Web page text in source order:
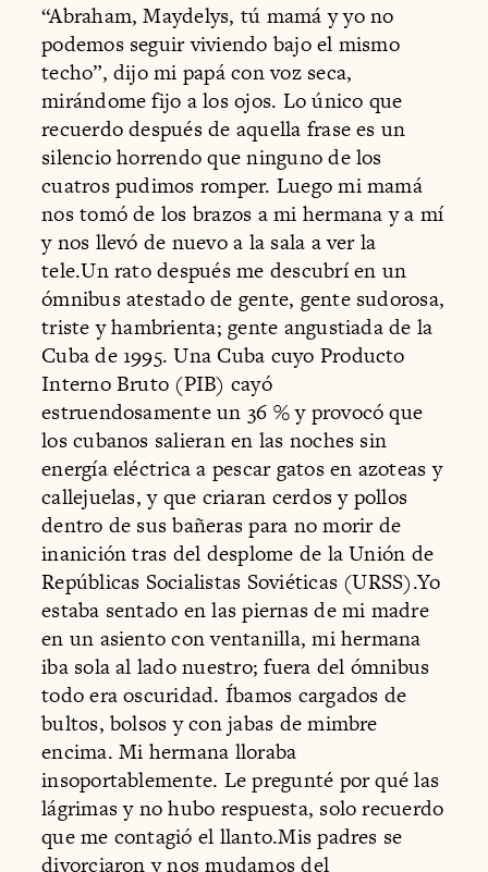
“Abraham, Maydelys, tú mamá y yo no
podemos seguir viviendo bajo el mismo
techo”, dijo mi papá con voz seca,
mirándome fijo a los ojos. Lo único que
recuerdo después de aquella frase es un
silencio horrendo que ninguno de los
cuatros pudimos romper. Luego mi mamá
nos tomó de los brazos a mi hermana y a mí
y nos llevó de nuevo a la sala a ver la
tele.Un rato después me descubrí en un
ómnibus atestado de gente, gente sudorosa,
triste y hambrienta; gente angustiada de la
Cuba de 1995. Una Cuba cuyo Producto
Interno Bruto (PIB) cayó
estruendosamente un 36 % y provocó que
los cubanos salieran en las noches sin
energía eléctrica a pescar gatos en azoteas y
callejuelas, y que criaran cerdos y pollos
dentro de sus bañeras para no morir de
inanición tras del desplome de la Unión de
Repúblicas Socialistas Soviéticas (URSS).Yo
estaba sentado en las piernas de mi madre
en un asiento con ventanilla, mi hermana
iba sola al lado nuestro; fuera del ómnibus
todo era oscuridad. Íbamos cargados de
bultos, bolsos y con jabas de mimbre
encima. Mi hermana lloraba
insoportablemente. Le pregunté por qué las
lágrimas y no hubo respuesta, solo recuerdo
que me contagió el llanto.Mis padres se
divorciaron y nos mudamos del